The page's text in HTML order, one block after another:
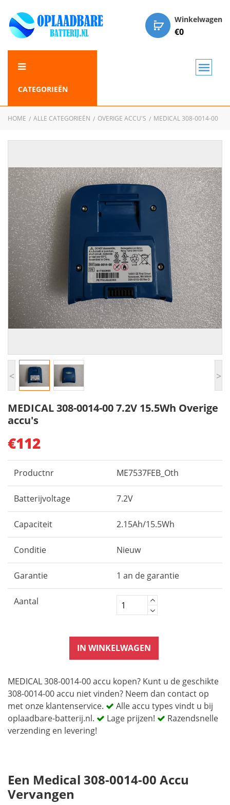
Winkelwagen
€0
CATEGORIEËN
HOME ALLE CATEGORIEËN OVERIGE ACCU'S MEDICAL 308-0014-00
< >
MEDICAL 308-0014-00 7.2V 15.5Wh Overige
accu's
€112
Productnr ME7537FEB_Oth
Batterijvoltage 7.2V
Capaciteit 2.15Ah/15.5Wh
Conditie Nieuw
Garantie 1 an de garantie
Aantal
IN WINKELWAGEN
MEDICAL 308-0014-00 accu kopen? Kunt u de geschikte
308-0014-00 accu niet vinden? Neem dan contact op
met onze klantenservice.
Alle accu types vindt u bij
oplaadbare-batterij.nl.
Lage prijzen!
Razendsnelle
verzending en levering!
Een Medical 308-0014-00 Accu
Vervangen